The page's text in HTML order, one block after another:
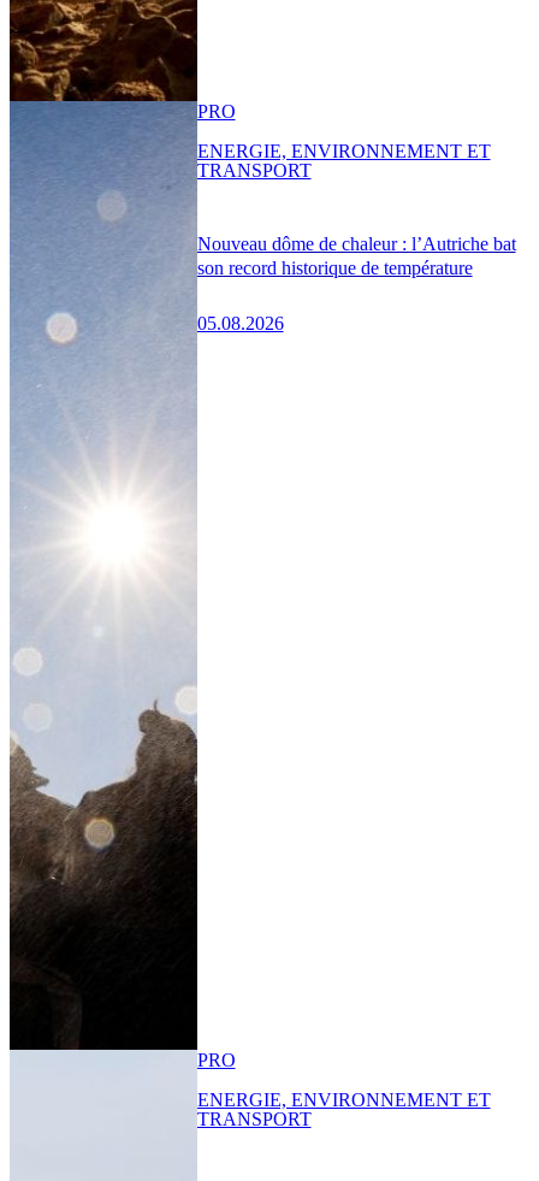
Nouveau dôme de chaleur : l’Autriche bat
son record historique de température
05.08.2026
PRO
ENERGIE, ENVIRONNEMENT ET
TRANSPORT
PRO
ENERGIE, ENVIRONNEMENT ET
TRANSPORT